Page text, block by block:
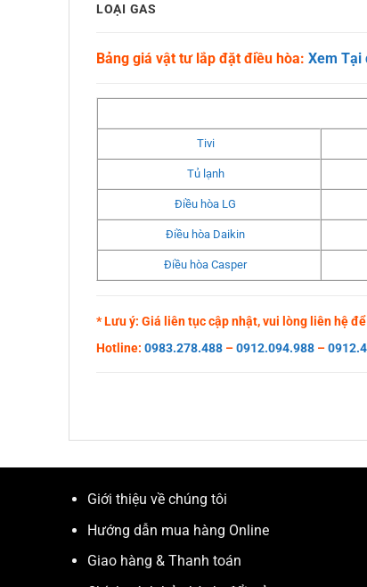
LOẠI GAS
Bảng giá vật tư lắp đặt điều hòa: Xem Tại
Tivi
Tủ lạnh
Điều hòa LG
Điều hòa Daikin
Điều hòa Casper
* Lưu ý: Giá liên tục cập nhật, vui lòng liên hệ
Hotline: 0983.278.488 –0912.094.988 –
Giới thiệu về chúng tôi
Hướng dẫn mua hàng Online
Giao hàng & Thanh toán